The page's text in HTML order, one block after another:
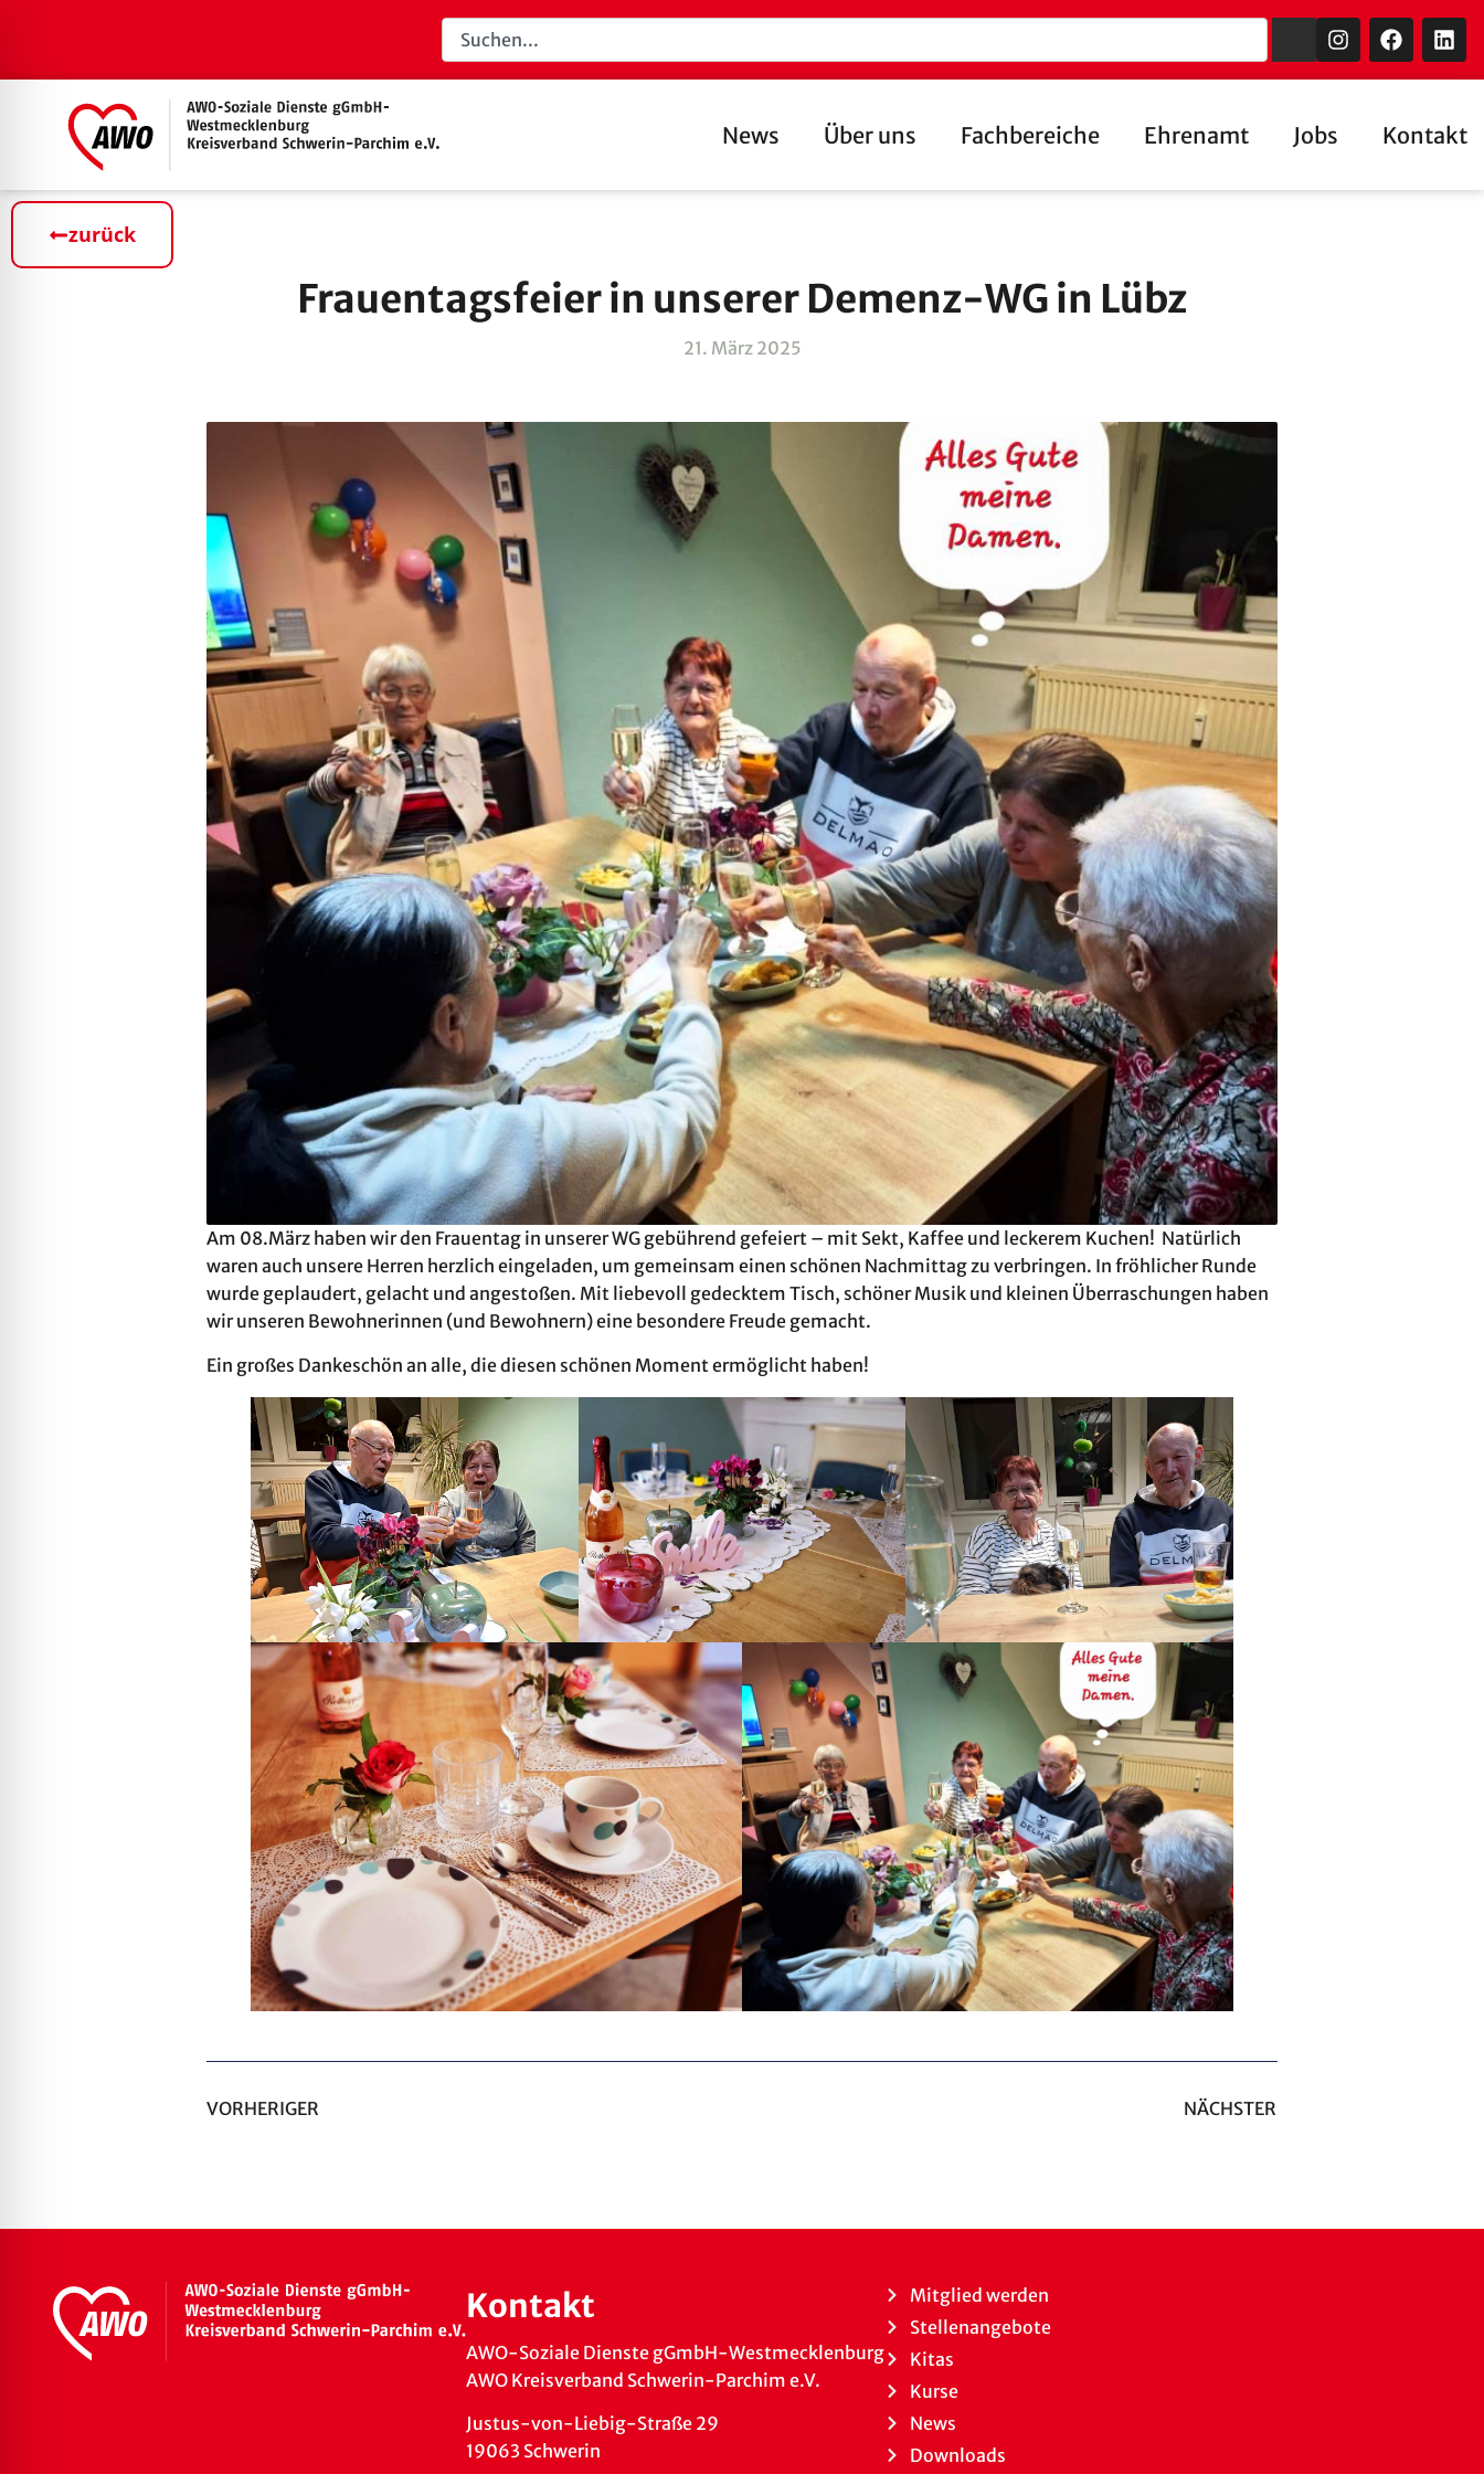
News Über uns Fachbereiche Ehrenamt Jobs Kontakt
zurück
Frauentagsfeier in unserer Demenz-WG in Lübz
21. März 2025
Am 08.März haben wir den Frauentag in unserer WG gebührend gefeiert – mit Sekt, Kaffee und leckerem Kuchen! Natürlich
waren auch unsere Herren herzlich eingeladen, um gemeinsam einen schönen Nachmittag zu verbringen. In fröhlicher Runde
wurde geplaudert, gelacht und angestoßen. Mit liebevoll gedecktem Tisch, schöner Musik und kleinen Überraschungen haben
wir unseren Bewohnerinnen (und Bewohnern) eine besondere Freude gemacht.
Ein großes Dankeschön an alle, die diesen schönen Moment ermöglicht haben!
VORHERIGER NÄCHSTER
Kontakt
AWO-Soziale Dienste gGmbH-Westmecklenburg
AWO Kreisverband Schwerin-Parchim e.V.
Justus-von-Liebig-Straße 29
19063 Schwerin
Mitglied werden
Stellenangebote
Kitas
Kurse
News
Downloads